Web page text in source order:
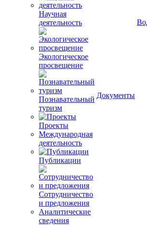
Научная
деятельность
Экологическое
просвещение
Познавательный
туризм
Проекты
Международная
деятельность
Публикации
Сотрудничество
и предложения
Аналитические
сведения
Документы